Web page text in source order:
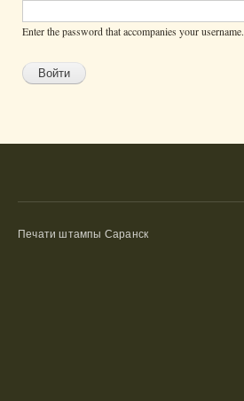
Enter the password that accompanies your username.
Печати штампы Саранск